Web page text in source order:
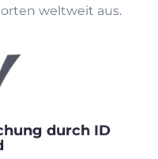
weltweit aus.
durch ID